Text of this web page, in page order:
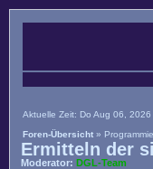
Aktuelle Zeit: Do Aug 06, 2026
Foren-Übersicht »
Ermitteln der
Moderator: DGL-Team